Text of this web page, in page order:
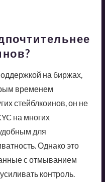
на биржах,
временем
стейблкоинов, он не
на многих
для
Однако это
с отмыванием
контроль.